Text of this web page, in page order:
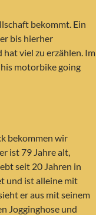
bekommt. Ein
bis hierher
viel zu erzählen. Im
motorbike going
bekommen wir
ist 79 Jahre alt,
seit 20 Jahren in
und ist alleine mit
er aus mit seinem
Jogginghose und